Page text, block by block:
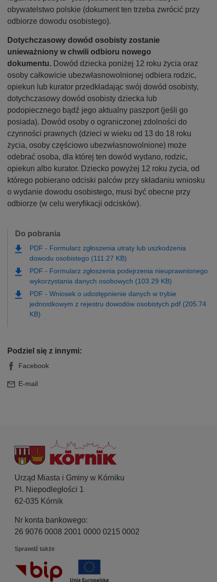
obywatelstwo polskie (dokument ten trzeba zwrócić przy
odbiorze dowodu osobistego).
Dotychczasowy dowód osobisty zostanie
unieważniony w chwili odbioru nowego
dokumentu. Dowód dziecka poniżej 12 roku życia oraz
osoby całkowicie ubezwłasnowolnionej odbiera rodzic,
opiekun lub kurator przedkładając swój dowód osobisty,
dotychczasowy dowód osobisty dziecka lub
podopiecznego bądź jego aktualny paszport (jeśli go
posiada). Dowód osoby o ograniczonej zdolności do
czynności prawnych (dzieci w wieku od 13 do 18 roku
życia, osoby częściowo ubezwłasnowolnione) może
odebrać osoba, dla której ten dowód wydano, rodzic,
opiekun albo kurator. Dziecko powyżej 12 roku życia, od
którego pobierano odciski palców przy składaniu wniosku
o wydanie dowodu osobistego, musi być obecne przy
odbiorze (w celu weryfikacji odcisków).
Do pobrania
PDF - Formularz zgłoszenia utraty lub uszkodzenia
dowodu osobistego (111.27 KB)
PDF - Formularz zgłoszenia podejrzenia nieuprawnionego
wykorzystania danych osobowych (103.29 KB)
PDF - Wniosek o udostępnienie danych w trybie
jednostkowym z rejestru dowodów osobistych.pdf (205.74
KB)
Podziel się z innymi:
Facebook
E-mail
Urząd Miasta i Gminy w Kórniku
Pl. Niepodległości 1
62-035 Kórnik
Nr konta bankowego:
26 9076 0008 2001 0000 0215 0002
Sprawdź także